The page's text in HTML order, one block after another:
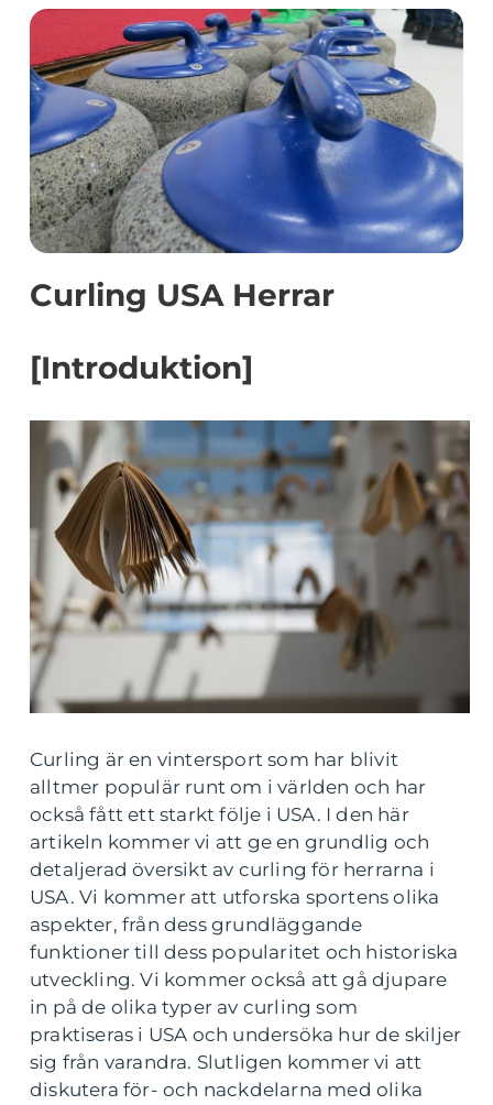
Curling USA Herrar
[Introduktion]
Curling är en vintersport som har blivit
alltmer populär runt om i världen och har
också fått ett starkt följe i USA. I den här
artikeln kommer vi att ge en grundlig och
detaljerad översikt av curling för herrarna i
USA. Vi kommer att utforska sportens olika
aspekter, från dess grundläggande
funktioner till dess popularitet och historiska
utveckling. Vi kommer också att gå djupare
in på de olika typer av curling som
praktiseras i USA och undersöka hur de skiljer
sig från varandra. Slutligen kommer vi att
diskutera för- och nackdelarna med olika